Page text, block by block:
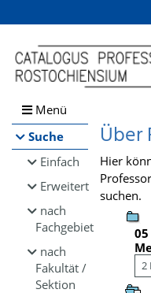
Browsen
direkt zum Inhalt
Menü
Suche
Einfach
Erweitert
nach
Fachgebiet
nach
Fakultät /
Sektion
Über
Hier
suchen.
2